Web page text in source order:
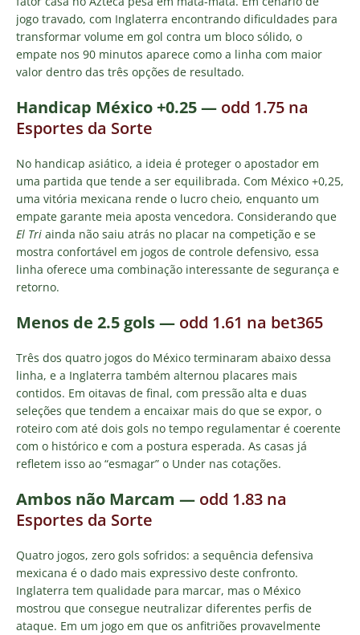
jogo travado, com Inglaterra encontrando dificuldades para
transformar volume em gol contra um bloco sólido, o
empate nos 90 minutos aparece como a linha com maior
valor dentro das três opções de resultado.
Handicap México +0.25— odd 1.75 na
Esportes da Sorte
No handicap asiático, a ideia é proteger o apostador em
uma partida que tende a ser equilibrada. Com México +0,25,
uma vitória mexicana rende o lucro cheio, enquanto um
empate garante meia aposta vencedora. Considerando que
El Tri ainda não saiu atrás no placar na competição e se
mostra confortável em jogos de controle defensivo, essa
linha oferece uma combinação interessante de segurança e
retorno.
Menos de 2.5 gols— odd 1.61 na bet365
Três dos quatro jogos do México terminaram abaixo dessa
linha, e a Inglaterra também alternou placares mais
contidos. Em oitavas de final, com pressão alta e duas
seleções que tendem a encaixar mais do que se expor, o
roteiro com até dois gols no tempo regulamentar é coerente
com o histórico e com a postura esperada. As casas já
refletem isso ao “esmagar” o Under nas cotações.
Ambos não Marcam — odd 1.83 na
Esportes da Sorte
Quatro jogos, zero gols sofridos: a sequência defensiva
mexicana é o dado mais expressivo deste confronto.
Inglaterra tem qualidade para marcar, mas o México
mostrou que consegue neutralizar diferentes perfis de
ataque. Em um jogo em que os anfitriões provavelmente